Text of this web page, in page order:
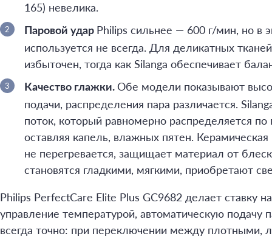
165) невелика.
Паровой удар Philips сильнее — 600 г/мин, но в
используется не всегда. Для деликатных
избыточен, тогда как Silanga обеспечивает
Качество глажки. Обе модели показывают
подачи, распределения пара различается.
поток, который равномерно распределяется по
оставляя капель, влажных пятен.
не перегревается, защищает материал от
становятся гладкими, мягкими, приобретают
Philips PerfectCare Elite Plus GC9682 делает ставку
управление температурой, автоматическую подачу
всегда точно: при переключении между плотными,